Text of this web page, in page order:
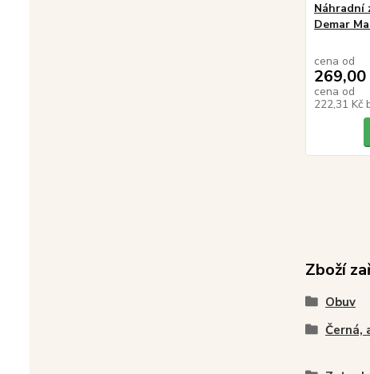
Náhradní
Demar
cena od
269,00
cena od
222,31 Kč
Zboží
Obuv
Černá,